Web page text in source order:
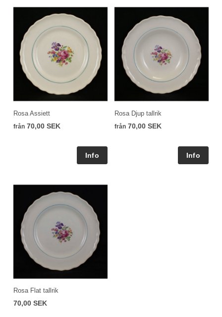
Rosa Assiett
från 70,00 SEK
Rosa Djup tallrik
från 70,00 SEK
Rosa Flat tallrik
70,00 SEK